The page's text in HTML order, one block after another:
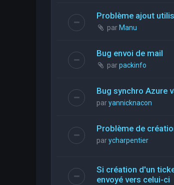
Problème ajout
par Manu
Bug envoi de mail
parpackinfo
Bug synchro Azure
paryannicknacon
Problème de
parycharpentier
Si création d'un
envoyé vers celui-ci